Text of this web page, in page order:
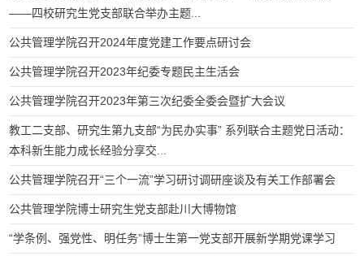
——四校研究生党支部联合举办主题...
公共管理学院召开2024年度党建工作要点研讨会
公共管理学院召开2023年纪委专题民主生活会
公共管理学院召开2023年第三次纪委全委会暨扩大会议
教工二支部、研究生第九支部“为民办实事” 系列联合主题党日活动：
本科新生能力成长经验分享交...
公共管理学院召开“三个一流”学习研讨调研座谈及有关工作部署会
公共管理学院博士研究生党支部赴川大博物馆
“学条例、强党性、明任务”博士生第一党支部开展新学期党课学习